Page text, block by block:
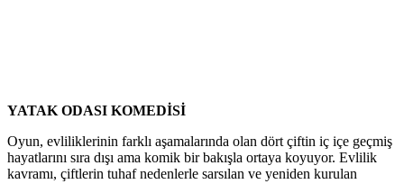
YATAK ODASI KOMEDİSİ
Oyun, evliliklerinin farklı aşamalarında olan dört çiftin iç içe geçmiş
hayatlarını sıra dışı ama komik bir bakışla ortaya koyuyor. Evlilik
kavramı, çiftlerin tuhaf nedenlerle sarsılan ve yeniden kurulan